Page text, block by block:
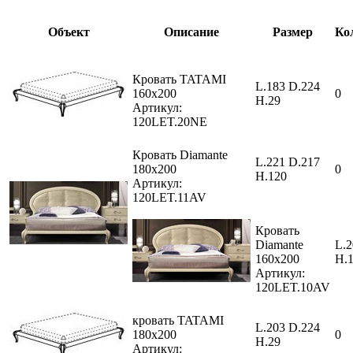
Объект Описание Размер
Кровать TATAMI
160х200
Артикул:
120LET.20NE
L.183 D.224
H.29
0
Кровать Diamante
180х200
Артикул:
120LET.11AV
L.221 D.217
H.120
0
Кровать
Diamante
160х200
Артикул:
120LET.10AV
кровать TATAMI
180х200
Артикул:
L.203 D.224
H.29
0